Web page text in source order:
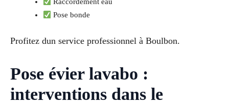
Pose bonde
Profitez dun service professionnel à Boulbon.
Pose évier lavabo :
interventions dans le